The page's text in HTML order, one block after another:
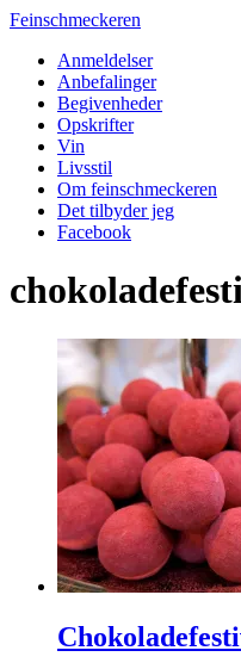
Feinschmeckeren
Anmeldelser
Anbefalinger
Begivenheder
Opskrifter
Vin
Livsstil
Om feinschmeckeren
Det tilbyder jeg
Facebook